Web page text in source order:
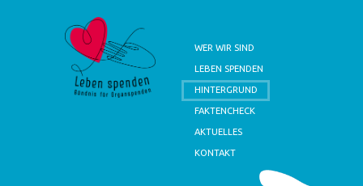
WER WIR SIND
LEBEN SPENDEN
HINTERGRUND
FAKTENCHECK
AKTUELLES
KONTAKT